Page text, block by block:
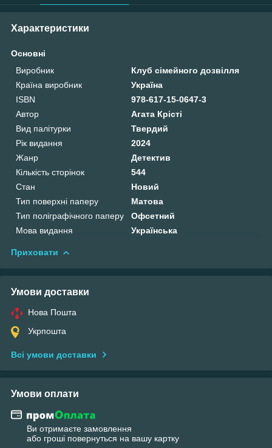
Характеристики
Основні
Виробник
Клуб сімейного дозвілля
Країна виробник
Україна
ISBN
978-617-15-0647-3
Автор
Агата Крісті
Вид палітурки
Твердий
Рік видання
2024
Жанр
Детектив
Кількість сторінок
544
Стан
Новий
Тип поверхні паперу
Матова
Тип поліграфічного паперу
Офсетний
Мова видання
Українська
Приховати
Умови доставки
Нова Пошта
Укрпошта
Всі умови доставки
Умови оплати
Ви отримаєте замовлення
або гроші повернуться на вашу картку